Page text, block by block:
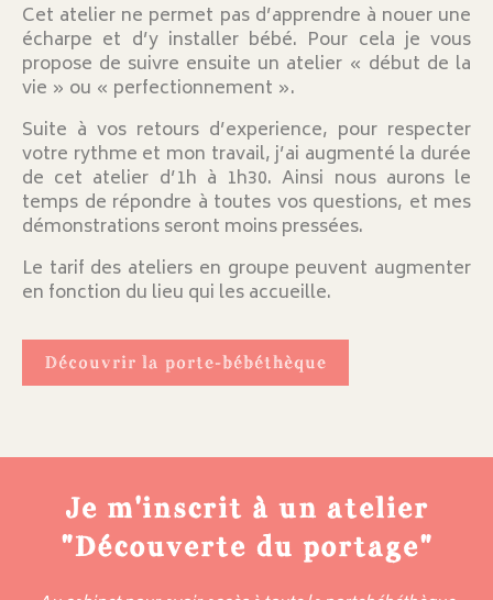
Cet atelier ne permet pas d’apprendre à nouer une
écharpe et d’y installer bébé. Pour cela je vous
propose de suivre ensuite un atelier « début de la
vie » ou « perfectionnement ».
Suite à vos retours d’experience, pour respecter
votre rythme et mon travail, j’ai augmenté la durée
de cet atelier d’1h à 1h30. Ainsi nous aurons le
temps de répondre à toutes vos questions, et mes
démonstrations seront moins pressées.
Le tarif des ateliers en groupe peuvent augmenter
en fonction du lieu qui les accueille.
Découvrir la porte-bébéthèque
Je m'inscrit à un atelier
"Découverte du portage"